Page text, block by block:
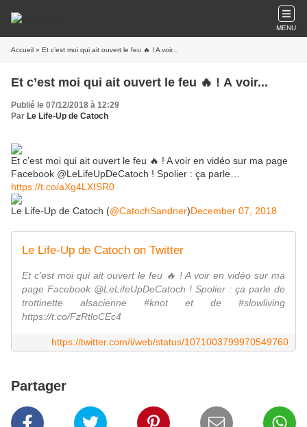
MENU
Accueil » Et c’est moi qui ait ouvert le feu 🔥 ! A voir...
Et c’est moi qui ait ouvert le feu 🔥 ! A voir...
Publié le 07/12/2018 à 12:29
Par Le Life-Up de Catoch
Et c’est moi qui ait ouvert le feu 🔥 ! A voir en vidéo sur ma page
Facebook @LeLifeUpDeCatoch ! Spolier : ça parle…
https://t.co/aXg4LXISR0
Le Life-Up de Catoch (@CatochSandner)December 07, 2018
Le Life-Up de Catoch on Twitter
Et c'est moi qui ait ouvert le feu 🔥 ! A voir en vidéo sur ma
page Facebook @LeLifeUpDeCatoch ! Spolier : ça parle de
trottinette alsacienne #knot et de #slowliving
https://t.co/FzRtloCEc4
https://twitter.com/i/web/status/1071003799970549760
Partager